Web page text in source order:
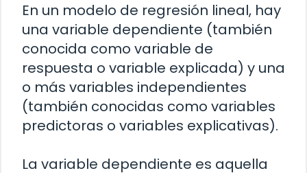
En un modelo de regresión lineal, hay
una variable dependiente (también
conocida como variable de
respuesta o variable explicada) y una
o más variables independientes
(también conocidas como variables
predictoras o variables explicativas).
La variable dependiente es aquella